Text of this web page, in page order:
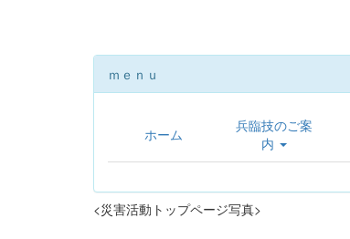
ｍｅｎｕ
ホーム
兵臨技のご案
内
<災害活動トップページ写真>